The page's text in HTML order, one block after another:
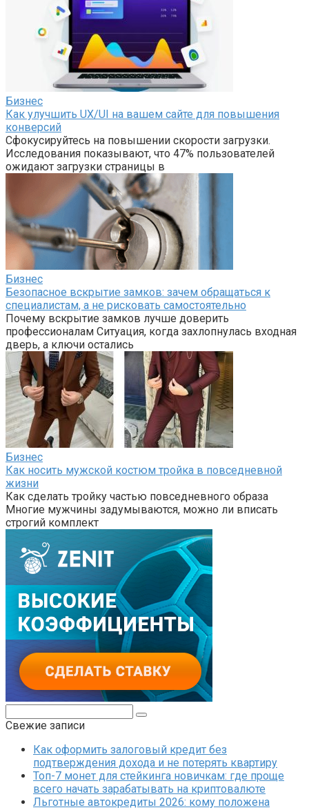
Бизнес
Как улучшить UX/UI на вашем сайте для повышения
конверсий
Сфокусируйтесь на повышении скорости загрузки.
Исследования показывают, что 47% пользователей
ожидают загрузки страницы в
Бизнес
Безопасное вскрытие замков: зачем обращаться к
специалистам, а не рисковать самостоятельно
Почему вскрытие замков лучше доверить
профессионалам Ситуация, когда захлопнулась входная
дверь, а ключи остались
Бизнес
Как носить мужской костюм тройка в повседневной
жизни
Как сделать тройку частью повседневного образа
Многие мужчины задумываются, можно ли вписать
строгий комплект
Свежие записи
Как оформить залоговый кредит без
подтверждения дохода и не потерять квартиру
Топ-7 монет для стейкинга новичкам: где проще
всего начать зарабатывать на криптовалюте
Льготные автокредиты 2026: кому положена